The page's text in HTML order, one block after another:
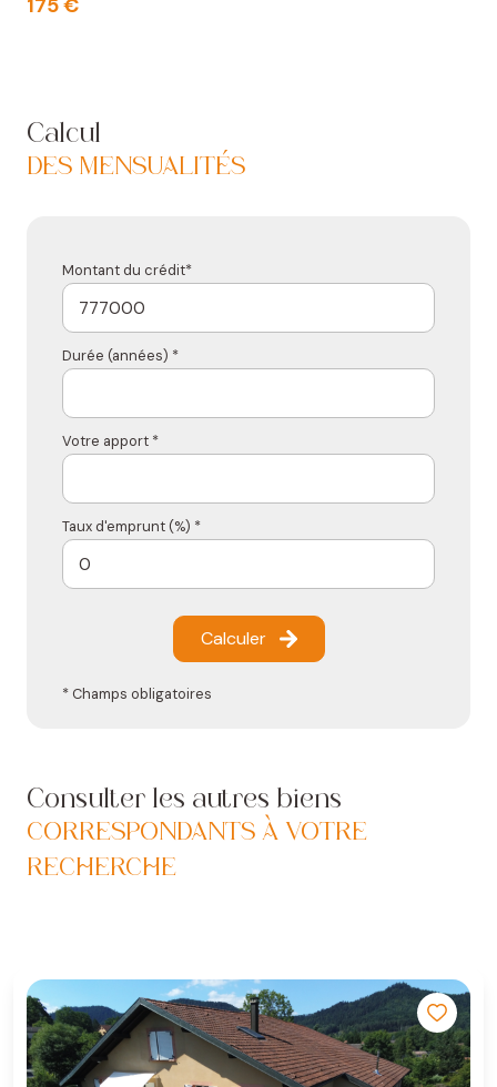
Les informations sur les risques auxquels ce bien est
175 €
Calcul
DES MENSUALITÉS
Montant du crédit*
Durée (années) *
Votre apport *
Taux d'emprunt (%) *
Calculer
* Champs obligatoires
Consulter les autres biens
CORRESPONDANTS À VOTRE
RECHERCHE